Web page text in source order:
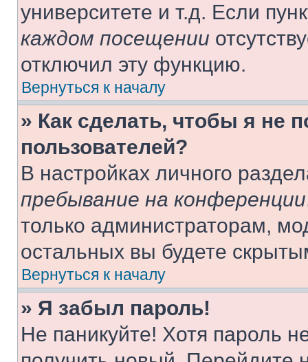
университете и т.д. Если
каждом посещении
отключил эту функцию.
Вернуться к началу
» Как сделать, чтобы я не
пользователей?
В настройках личного
пребывание на конференции
только администраторам,
остальных вы будете
Вернуться к началу
» Я забыл пароль!
Не паникуйте! Хотя пароль